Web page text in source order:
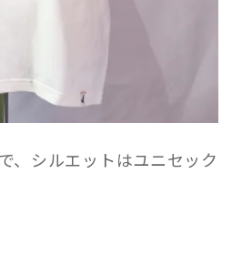
、シルエットはユニセック